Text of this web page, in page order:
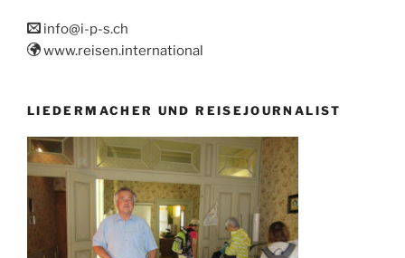
info@i-p-s.ch
www.reisen.international
LIEDERMACHER UND REISEJOURNALIST